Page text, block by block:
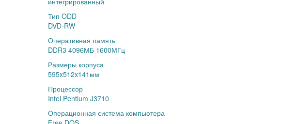
Тип ODD
DVD-RW
Оперативная память
DDR3 4096МБ 1600МГц
Размеры корпуса
595x512x141мм
Процессор
Intel Pentium J3710
Операционная система компьютера